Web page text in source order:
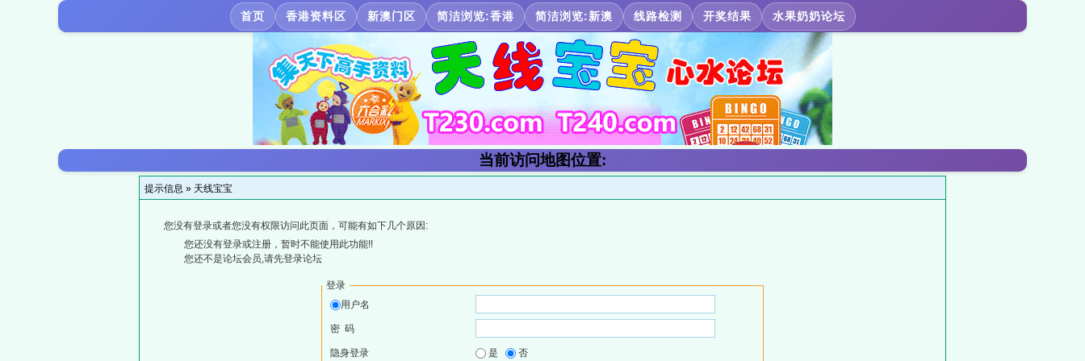
首页 香港资料区 新澳门区 简洁浏览:香港 简洁浏览:新澳 线路检测 开奖结果 水果奶奶论坛
当前访问地图位置:
提示信息 » 天线宝宝
您没有登录或者您没有权限访问此页面，可能有如下几个原因:
您还没有登录或注册，暂时不能使用此功能!!
您还不是论坛会员,请先登录论坛
登录
用户名
密 码
隐身登录 是 否